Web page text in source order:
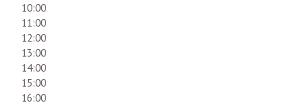
10:00
11:00
12:00
13:00
14:00
15:00
16:00